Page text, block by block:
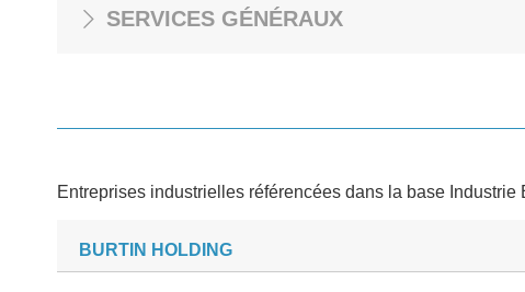
SERVICES GÉNÉRAUX
Entreprises industrielles référencées dans la base Industrie
BURTIN HOLDING